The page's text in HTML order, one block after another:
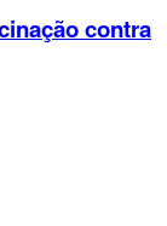
contra